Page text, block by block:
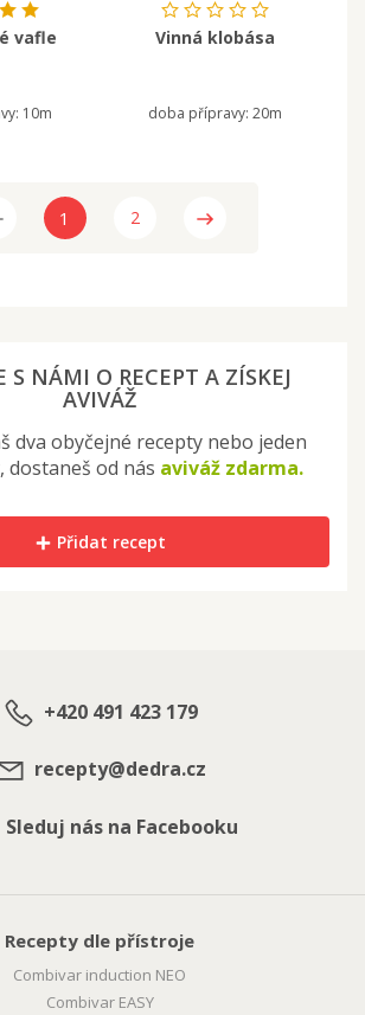
vafle
10m
Vinná klobása
doba přípravy: 20m
1 2
S NÁMI O RECEPT A ZÍSKEJ
AVIVÁŽ
dva obyčejné recepty nebo jeden
dostaneš od nás aviváž zdarma.
Přidat recept
+420 491 423 179
recepty@dedra.cz
Sleduj nás na Facebooku
Recepty dle přístroje
Combivar induction NEO
Combivar EASY